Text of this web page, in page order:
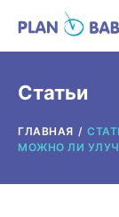
Статьи
ГЛАВНАЯ
МОЖНО ЛИ